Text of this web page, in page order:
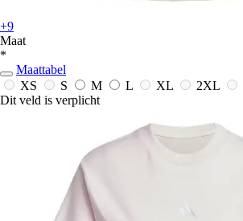
+9
Maat
*
Maattabel
XS
S M L XL 2XL
Dit veld is verplicht